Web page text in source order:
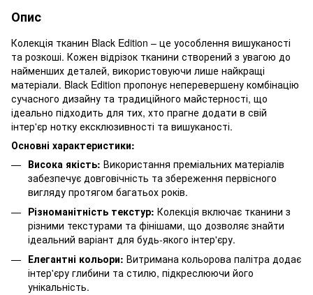
Опис
Колекція тканин Black Edition – це уособлення вишуканості
та розкоші. Кожен відрізок тканини створений з увагою до
найменших деталей, використовуючи лише найкращі
матеріали. Black Edition пропонує неперевершену комбінацію
сучасного дизайну та традиційного майстерності, що
ідеально підходить для тих, хто прагне додати в свій
інтер'єр нотку ексклюзивності та вишуканості.
Основні характеристики:
Висока якість: Використання преміальних матеріалів
забезпечує довговічність та збереження первісного
вигляду протягом багатьох років.
Різноманітність текстур: Колекція включає тканини з
різними текстурами та фінішами, що дозволяє знайти
ідеальний варіант для будь-якого інтер'єру.
Елегантні кольори: Витримана кольорова палітра додає
інтер'єру глибини та стилю, підкреслюючи його
унікальність.